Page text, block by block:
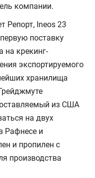
компании.
Репорт, Ineos 23
первую поставку
на крекинг-
экспортируемого
хранилища
из США
на двух
Рафнесе и
и пропилен с
производства